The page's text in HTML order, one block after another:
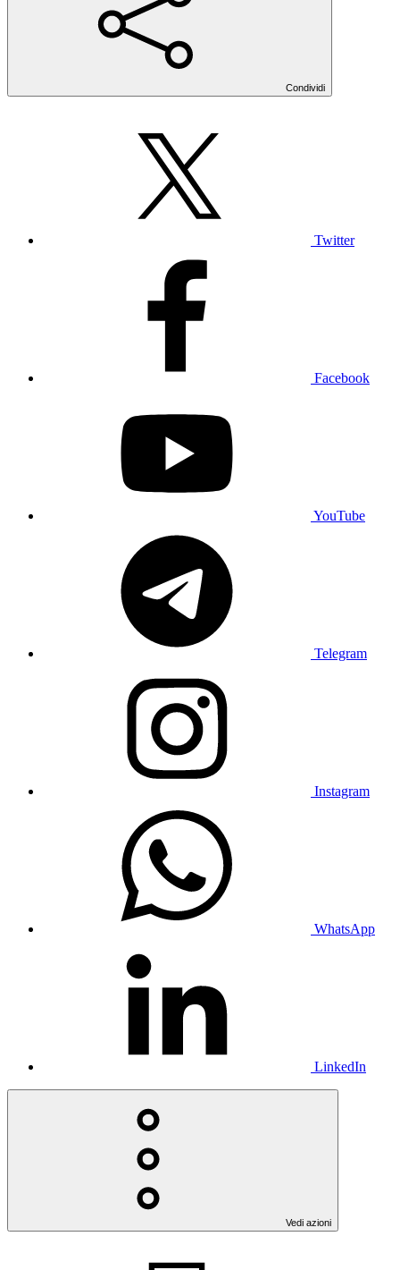
Condividi
Twitter
Facebook
YouTube
Telegram
Instagram
WhatsApp
LinkedIn
Vedi azioni